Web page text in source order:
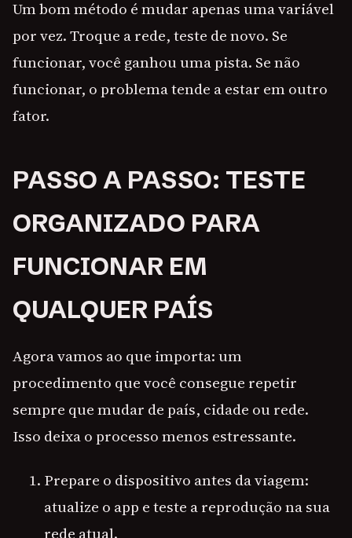
Um bom método é mudar apenas uma variável
por vez. Troque a rede, teste de novo. Se
funcionar, você ganhou uma pista. Se não
funcionar, o problema tende a estar em outro
fator.
PASSO A PASSO: TESTE
ORGANIZADO PARA
FUNCIONAR EM
QUALQUER PAÍS
Agora vamos ao que importa: um
procedimento que você consegue repetir
sempre que mudar de país, cidade ou rede.
Isso deixa o processo menos estressante.
Prepare o dispositivo antes da viagem:
atualize o app e teste a reprodução na sua
rede atual.